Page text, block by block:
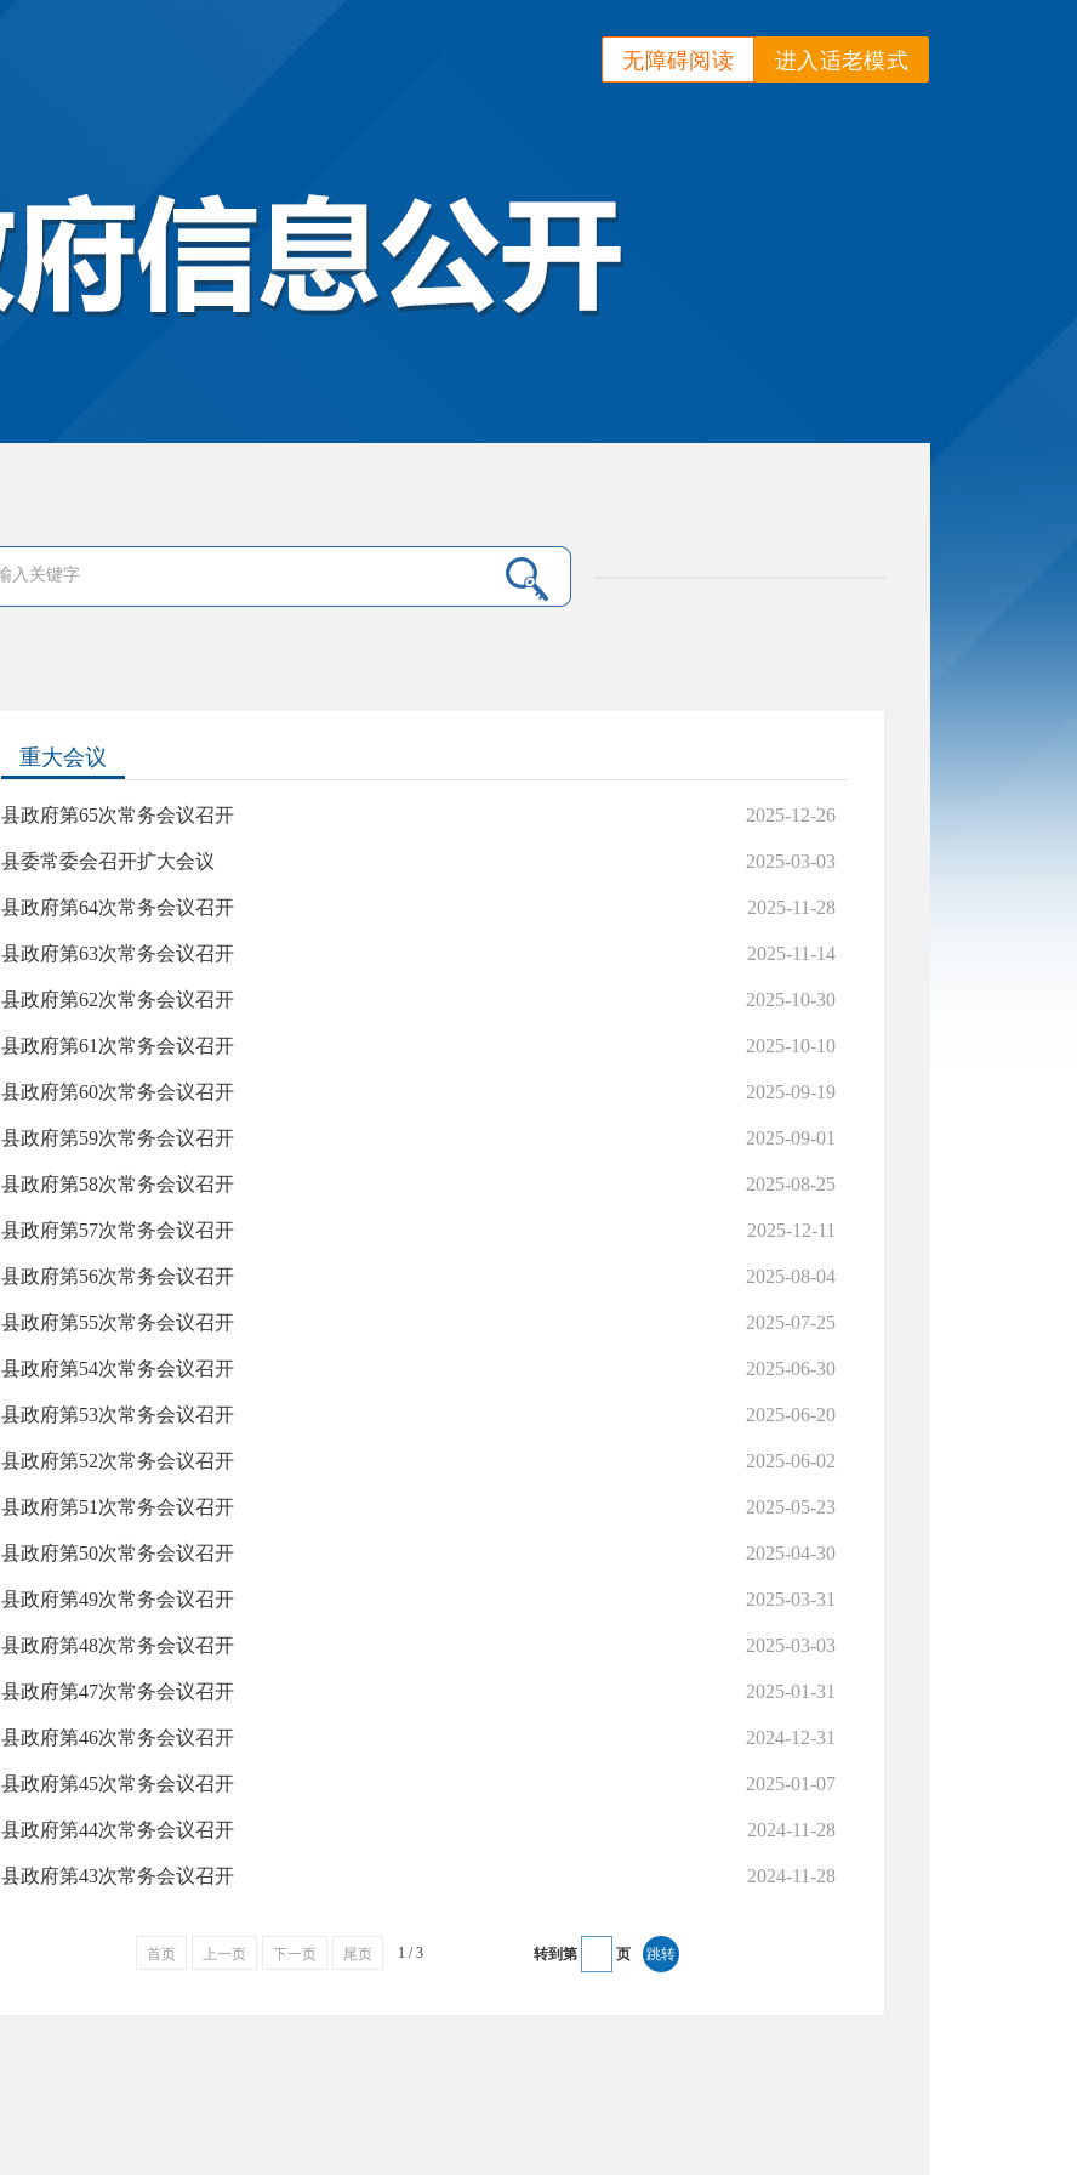
进入适老模式
无障碍阅读
重大会议
县政府第65次常务会议召开 2025-12-26
县委常委会召开扩大会议 2025-03-03
县政府第64次常务会议召开 2025-11-28
县政府第63次常务会议召开 2025-11-14
县政府第62次常务会议召开 2025-10-30
县政府第61次常务会议召开 2025-10-10
县政府第60次常务会议召开 2025-09-19
县政府第59次常务会议召开 2025-09-01
县政府第58次常务会议召开 2025-08-25
县政府第57次常务会议召开 2025-12-11
县政府第56次常务会议召开 2025-08-04
县政府第55次常务会议召开 2025-07-25
县政府第54次常务会议召开 2025-06-30
县政府第53次常务会议召开 2025-06-20
县政府第52次常务会议召开 2025-06-02
县政府第51次常务会议召开 2025-05-23
县政府第50次常务会议召开 2025-04-30
县政府第49次常务会议召开 2025-03-31
县政府第48次常务会议召开 2025-03-03
县政府第47次常务会议召开 2025-01-31
县政府第46次常务会议召开 2024-12-31
县政府第45次常务会议召开 2025-01-07
县政府第44次常务会议召开 2024-11-28
县政府第43次常务会议召开 2024-11-28
首页 上一页 下一页 尾页 1 / 3 转到第 页